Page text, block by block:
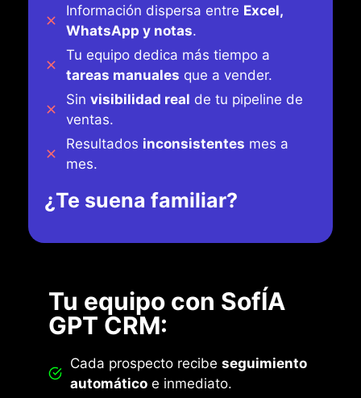
Información dispersa entre Excel,
WhatsApp y notas.
Tu equipo dedica más tiempo a
tareas manuales que a vender.
Sin visibilidad real de tu pipeline de
ventas.
Resultados inconsistentes mes a
mes.
¿Te suena familiar?
Tu equipo con SofÍA
GPT CRM:
Cada prospecto recibe seguimiento
automático e inmediato.